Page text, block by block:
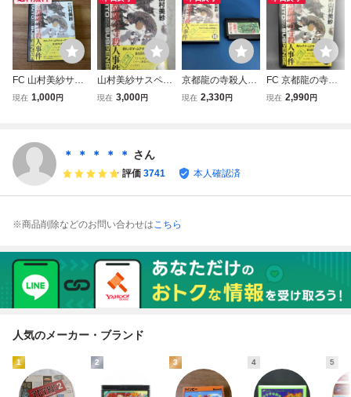
FC 山村美紗サス
ペンス 京都龍の寺
現在 1,000円
山村美紗サスペン
ス京都龍の寺殺人
イトーファミリー
フト★Ｗ４５a260
7
現在 3,000円
京都龍の寺殺人事
件
現在 2,330円
FC 京都龍の寺殺
人事件
現在 2,990円
＊ ＊ ＊ ＊ ＊ さん
評価 3741 本人確認済
※商品削除などのお問い合わせはこちら
人気のメーカー・ブランド
1 2 3 4 5